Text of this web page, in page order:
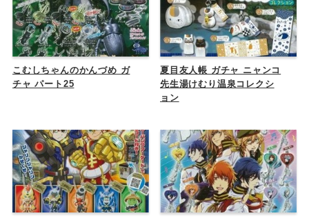
こむしちゃんのかんづめ ガ
チャ パート25
夏目友人帳 ガチャ ニャンコ
先生湯けむり温泉コレクシ
ョン